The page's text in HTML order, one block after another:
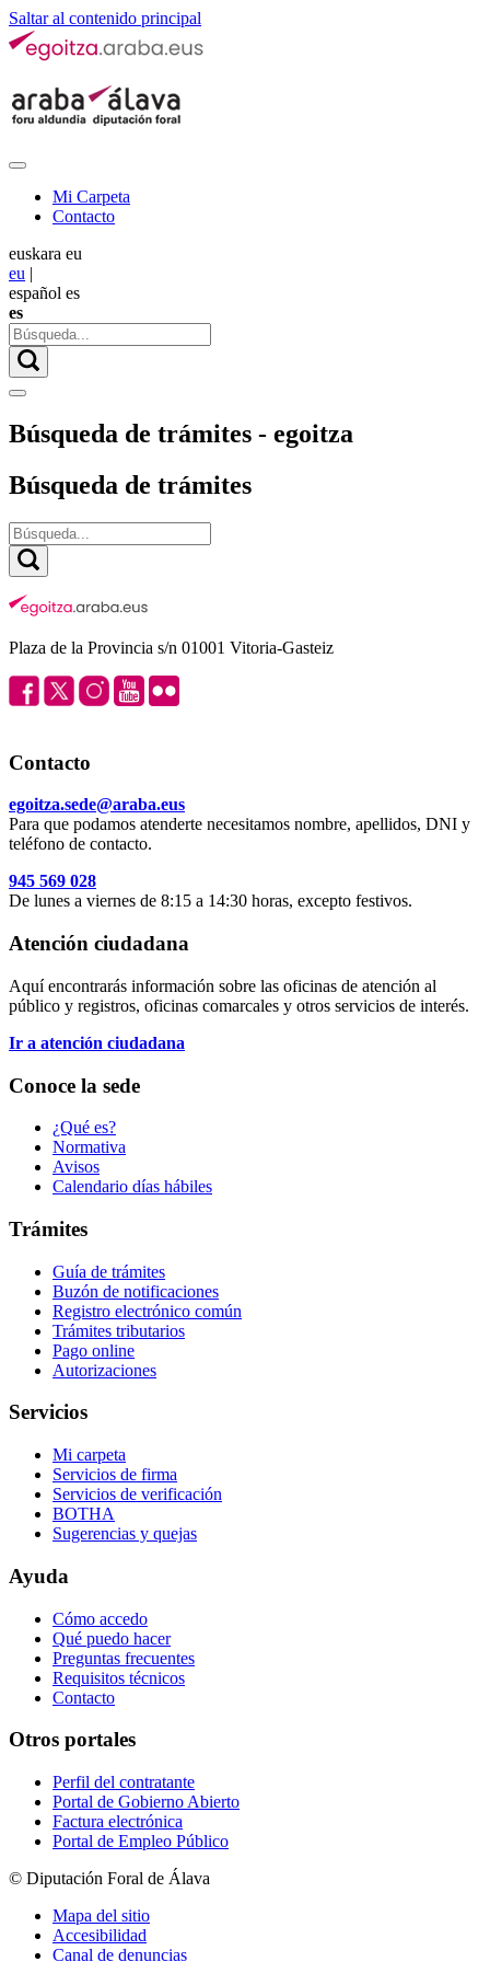
Saltar al contenido principal
Mi Carpeta
Contacto
euskara eu
eu |
español es
es
Búsqueda de trámites - egoitza
Búsqueda de trámites
Plaza de la Provincia s/n 01001 Vitoria-Gasteiz
Contacto
egoitza.sede@araba.eus
Para que podamos atenderte necesitamos nombre, apellidos, DNI y
teléfono de contacto.
945 569 028
De lunes a viernes de 8:15 a 14:30 horas, excepto festivos.
Atención ciudadana
Aquí encontrarás información sobre las oficinas de atención al
público y registros, oficinas comarcales y otros servicios de interés.
Ir a atención ciudadana
Conoce la sede
¿Qué es?
Normativa
Avisos
Calendario días hábiles
Trámites
Guía de trámites
Buzón de notificaciones
Registro electrónico común
Trámites tributarios
Pago online
Autorizaciones
Servicios
Mi carpeta
Servicios de firma
Servicios de verificación
BOTHA
Sugerencias y quejas
Ayuda
Cómo accedo
Qué puedo hacer
Preguntas frecuentes
Requisitos técnicos
Contacto
Otros portales
Perfil del contratante
Portal de Gobierno Abierto
Factura electrónica
Portal de Empleo Público
© Diputación Foral de Álava
Mapa del sitio
Accesibilidad
Canal de denuncias